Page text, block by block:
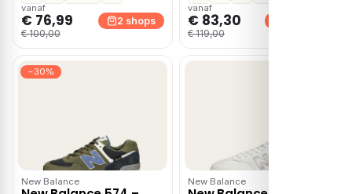
vanaf
€ 76,99
€ 100,00
2 shops
vanaf
€ 83,30
€ 119,00
−30%
New Balance New Balance